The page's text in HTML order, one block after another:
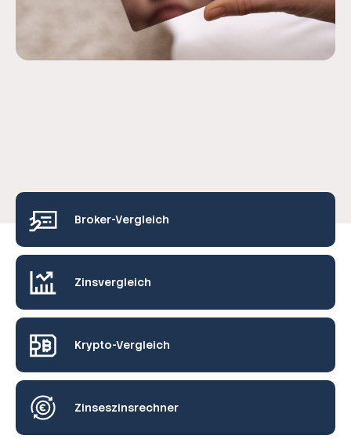
Broker-Vergleich
Zinsvergleich
Krypto-Vergleich
Zinseszinsrechner